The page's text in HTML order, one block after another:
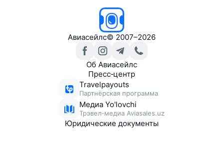
Авиасейлс© 2007–2026
Об Авиасейлс
Пресс‑центр
Travelpayouts
Партнёрская программа
Медиа Yo'lovchi
Трэвел‑медиа Aviasales.uz
Юридические документы